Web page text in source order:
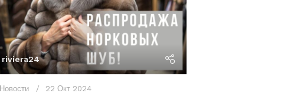
riviera24
Новости 22 Окт 2024